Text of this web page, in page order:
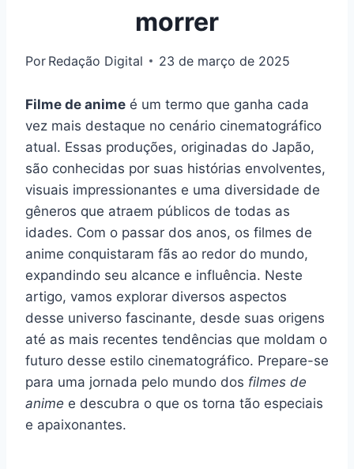
morrer
Por Redação Digital 23 de março de 2025
Filme de anime é um termo que ganha cada
vez mais destaque no cenário cinematográfico
atual. Essas produções, originadas do Japão,
são conhecidas por suas histórias envolventes,
visuais impressionantes e uma diversidade de
gêneros que atraem públicos de todas as
idades. Com o passar dos anos, os filmes de
anime conquistaram fãs ao redor do mundo,
expandindo seu alcance e influência. Neste
artigo, vamos explorar diversos aspectos
desse universo fascinante, desde suas origens
até as mais recentes tendências que moldam o
futuro desse estilo cinematográfico. Prepare-se
para uma jornada pelo mundo dos filmes de
anime e descubra o que os torna tão especiais
e apaixonantes.